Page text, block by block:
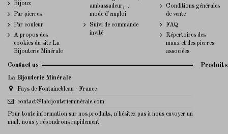
Bijoux
Par pierres
Par couleur
A propos des
cookies du site La
Bijouterie Minérale
ambassadeur, ...
mode d'emploi
Suivi de commande
invité
Conditions générales
de vente
FAQ
Répertoires des
maux et des pierres
associées
Contact us
La Bijouterie Minérale
Pays de Fontainebleau - France
contact@labijouterieminérale.com
Pour toute information sur nos produits, n'hésitez pas à nous envoyer un
mail, nous y répondrons rapidement.
Produits